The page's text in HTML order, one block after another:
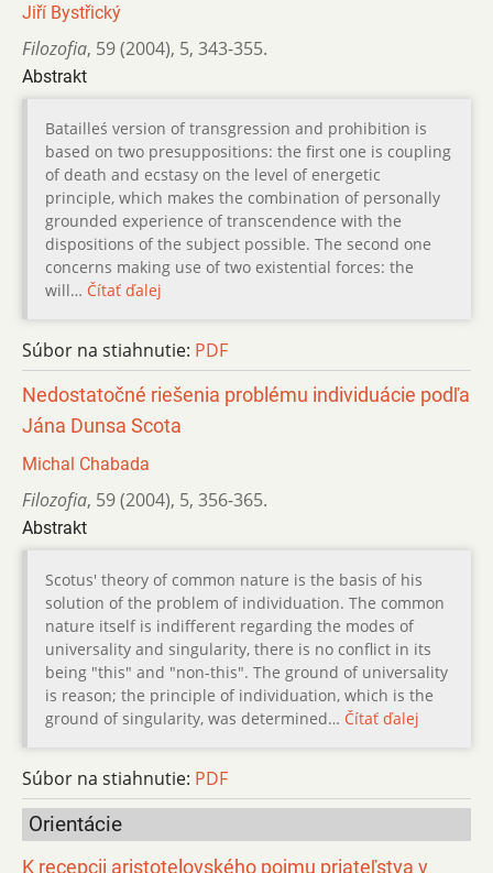
Jiří Bystřický
Filozofia, 59 (2004), 5, 343-355.
Abstrakt
Batailleś version of transgression and prohibition is
based on two presuppositions: the first one is coupling
of death and ecstasy on the level of energetic
principle, which makes the combination of personally
grounded experience of transcendence with the
dispositions of the subject possible. The second one
concerns making use of two existential forces: the
will… Čítať ďalej
Súbor na stiahnutie: PDF
Nedostatočné riešenia problému individuácie podľa
Jána Dunsa Scota
Michal Chabada
Filozofia, 59 (2004), 5, 356-365.
Abstrakt
Scotus' theory of common nature is the basis of his
solution of the problem of individuation. The common
nature itself is indifferent regarding the modes of
universality and singularity, there is no conflict in its
being "this" and "non-this". The ground of universality
is reason; the principle of individuation, which is the
ground of singularity, was determined… Čítať ďalej
Súbor na stiahnutie: PDF
Orientácie
K recepcii aristotelovského pojmu priateľstva v